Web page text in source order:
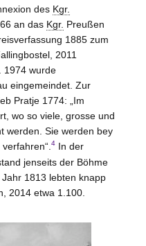
des Kgr.
an das Kgr. Preußen
1885 zum
, 2011
1974 wurde
eingemeindet. Zur
Pratje 1774: „Im
wo so viele, grosse und
werden. Sie werden bey
4In der
jenseits der Böhme
1813 lebten knapp
2014 etwa 1.100.